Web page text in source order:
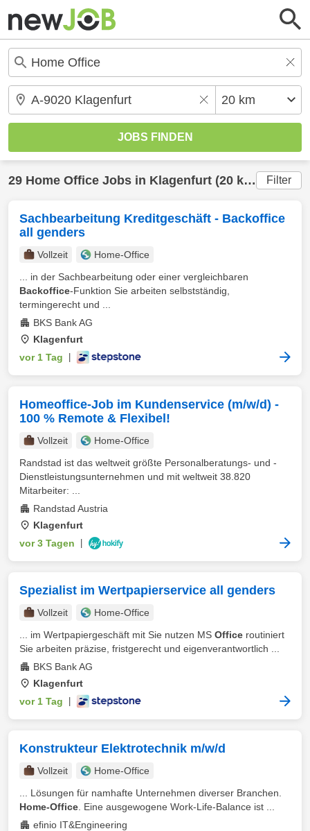
29 Home Office Jobs in Klagenfurt (20 km) gefunden Filter
Sachbearbeitung Kreditgeschäft - Backoffice
all genders
Vollzeit
Home-Office
... in der Sachbearbeitung oder einer vergleichbaren
Backoffice-Funktion Sie arbeiten selbstständig,
termingerecht und ...
BKS Bank AG
Klagenfurt
vor 1 Tag
Homeoffice-Job im Kundenservice (m/w/d) -
100 % Remote & Flexibel!
Vollzeit
Home-Office
Randstad ist das weltweit größte Personalberatungs- und -
Dienstleistungsunternehmen und mit weltweit 38.820
Mitarbeiter: ...
Randstad Austria
Klagenfurt
vor 3 Tagen
Spezialist im Wertpapierservice all genders
Vollzeit
Home-Office
... im Wertpapiergeschäft mit Sie nutzen MS Office routiniert
Sie arbeiten präzise, fristgerecht und eigenverantwortlich ...
BKS Bank AG
Klagenfurt
vor 1 Tag
Konstrukteur Elektrotechnik m/w/d
Vollzeit
Home-Office
... Lösungen für namhafte Unternehmen diverser Branchen.
Home-Office . Eine ausgewogene Work-Life-Balance ist ...
efinio IT&Engineering